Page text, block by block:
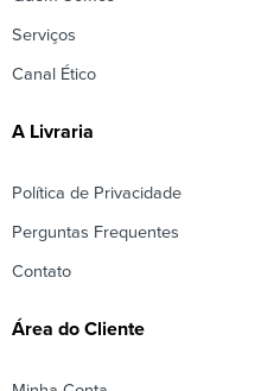
Serviços
Canal Ético
A Livraria
Política de Privacidade
Perguntas Frequentes
Contato
Área do Cliente